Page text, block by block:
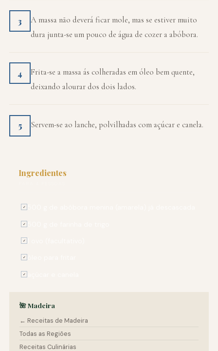
3
A massa não deverá ficar mole, mas se estiver muito
dura junta-se um pouco de água de cozer a abóbora.
4
Frita-se a massa ás colheradas em óleo bem quente,
deixando alourar dos dois lados.
5 Servem-se ao lanche, polvilhadas com açúcar e canela.
Ingredientes
✓
✓
✓
✓
✓
🌺 Madeira
← Receitas de Madeira
Todas as Regiões
Receitas Culinárias